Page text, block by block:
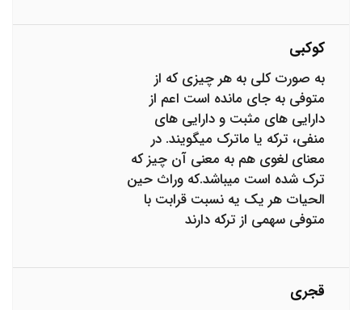
کوکبی
به صورت کلی به هر چیزی که از
متوفی به جای مانده است اعم از
دارایی های مثبت و دارایی های
منفی، ترکه یا ماترک میگویند. در
معنای لغوی هم به معنی آن چیز که
ترک شده است میباشد.که وراث حین
الحیات هر یک یه نسبت قرابت با
متوفی سهمی از ترکه دارند
قجری